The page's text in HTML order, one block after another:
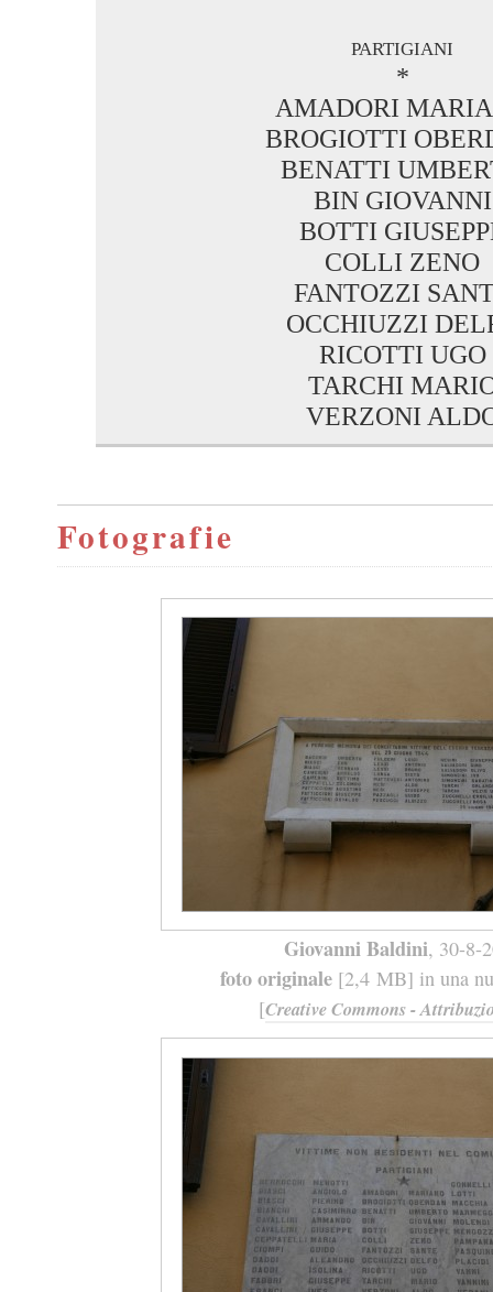
partigiani
*
AMADORI
BROGIOTTI
BENATTI
BIN GIOVANNI
BOTTI
COLLI ZENO
FANTOZZI
OCCHIUZZI
RICOTTI UGO
TARCHI
VERZONI
Fotografie
Giovanni Baldini, 30-8-
foto originale[2,4 MB] in una
[Creative Commons -